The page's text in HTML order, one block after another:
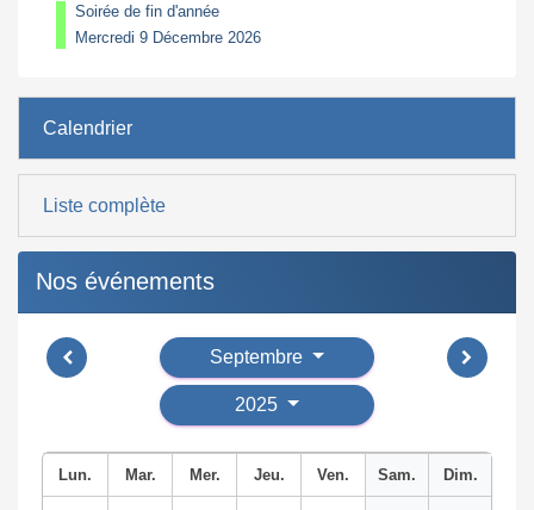
Soirée de fin d'année
Mercredi 9 Décembre 2026
Calendrier
Liste complète
Nos événements
Septembre
2025
Lun. Mar. Mer. Jeu. Ven. Sam. Dim.